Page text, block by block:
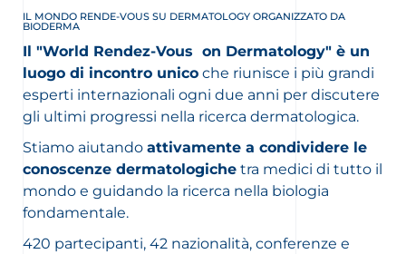
IL MONDO RENDE-VOUS SU DERMATOLOGY ORGANIZZATO DA
BIODERMA
Il "World Rendez-Vous on Dermatology" è un
luogo di incontro unico che riunisce i più grandi
esperti internazionali ogni due anni per discutere
gli ultimi progressi nella ricerca dermatologica.
Stiamo aiutando attivamente a condividere le
conoscenze dermatologiche tra medici di tutto il
mondo e guidando la ricerca nella biologia
fondamentale.
420 partecipanti, 42 nazionalità, conferenze e